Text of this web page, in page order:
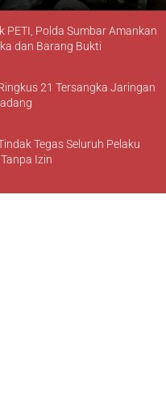
PETI, Polda Sumbar Amankan
dan Barang Bukti
21 Tersangka Jaringan
Tegas Seluruh Pelaku
Izin